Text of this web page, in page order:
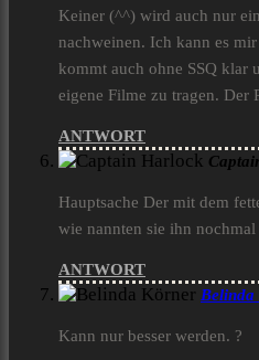
Keiner (^^) wird auch nur
nachweinen. Ich kann es
kommt auch ohne SSQ klar
eigene Filme zu tragen. Der
ANTWORT
Hauptsache Der mit dem
wie nannten sie ihn
ANTWORT
Belinda
Kann nur besser werden. ?